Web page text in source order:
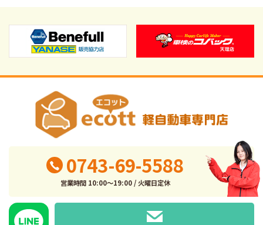
0743-69-5588
営業時間 10:00～19:00 / 火曜日定休